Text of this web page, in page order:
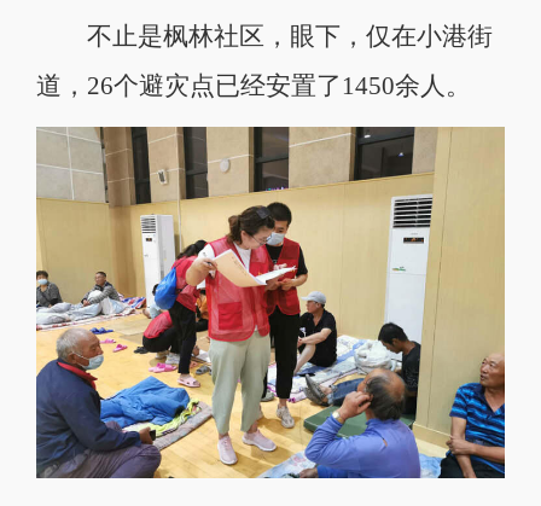
不止是枫林社区，眼下，仅在小港街
道，26个避灾点已经安置了1450余人。